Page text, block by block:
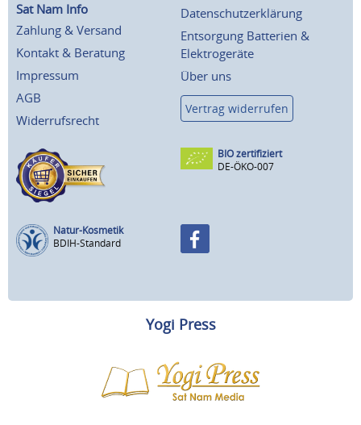
Sat Nam Info
Zahlung & Versand
Kontakt & Beratung
Impressum
AGB
Widerrufsrecht
Datenschutzerklärung
Entsorgung Batterien &
Elektrogeräte
Über uns
Vertrag widerrufen
BIO zertifiziert
DE-ÖKO-007
Natur-Kosmetik
BDIH-Standard
Yogi Press